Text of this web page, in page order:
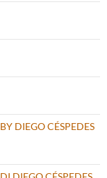
DIEGO CÉSPEDES